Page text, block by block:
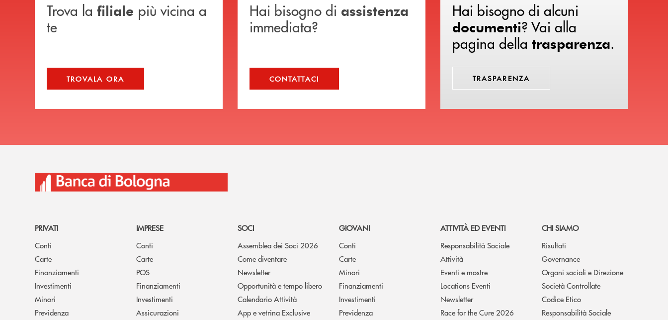
Trova la filiale più vicina a
te
TROVALA ORA
Hai bisogno di assistenza
immediata?
CONTATTACI
Hai bisogno di alcuni
documenti? Vai alla
pagina della trasparenza.
TRASPARENZA
PRIVATI
Conti
Carte
Finanziamenti
Investimenti
Minori
Previdenza
IMPRESE
Conti
Carte
POS
Finanziamenti
Investimenti
Assicurazioni
SOCI
Assemblea dei Soci 2026
Come diventare
Newsletter
Opportunità e tempo libero
Calendario Attività
App e vetrina Exclusive
GIOVANI
Conti
Carte
Minori
Finanziamenti
Investimenti
Previdenza
ATTIVITÀ ED EVENTI
Responsabilità Sociale
Attività
Eventi e mostre
Locations Eventi
Newsletter
Race for the Cure 2026
CHI SIAMO
Risultati
Governance
Organi sociali e Direzione
Società Controllate
Codice Etico
Responsabilità Sociale